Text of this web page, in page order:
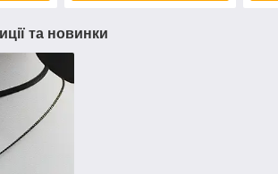
та новинки